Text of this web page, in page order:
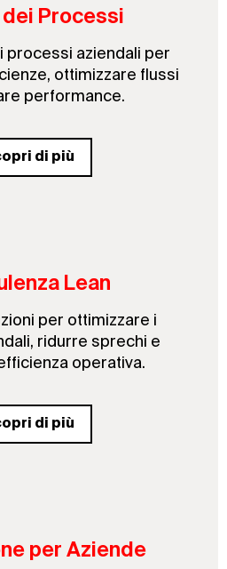
Processi
processi aziendali per
ottimizzare flussi
performance.
di più
Lean
per ottimizzare i
ridurre sprechi e
operativa.
di più
per Aziende